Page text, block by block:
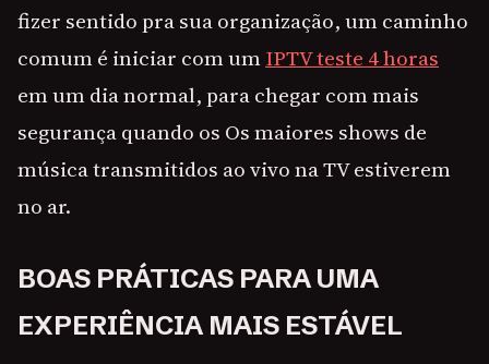
fizer sentido pra sua organização, um caminho
comum é iniciar com umIPTV teste 4 horas
em um dia normal, para chegar com mais
segurança quando os Os maiores shows de
música transmitidos ao vivo na TV estiverem
no ar.
BOAS PRÁTICAS PARA UMA
EXPERIÊNCIA MAIS ESTÁVEL